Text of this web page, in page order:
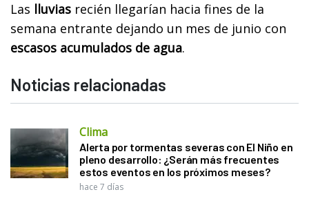
Las lluvias recién llegarían hacia fines de la
semana entrante dejando un mes de junio con
escasos acumulados de agua.
Noticias relacionadas
Clima
Alerta por tormentas severas con El Niño en
pleno desarrollo: ¿Serán más frecuentes
estos eventos en los próximos meses?
hace 7 días